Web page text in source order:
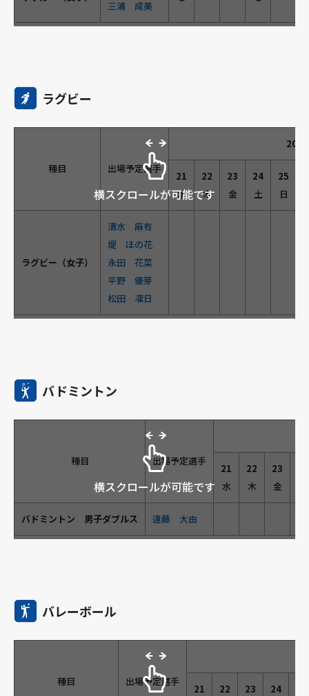
三浦 成美
ラグビー
種目 出場予定選手
21
水
22
木
23
金
24
土
25
日
ラグビー（女子）
清水 麻有
堤 ほの花
永田 花菜
平野 優芽
松田 凜日
横スクロールが可能です
バドミントン
種目 出場予定選手
21
水
22
木
23
金
バドミントン 男子ダブルス 遠藤 大由
横スクロールが可能です
バレーボール
種目 出場予定選手
21
22
23
24